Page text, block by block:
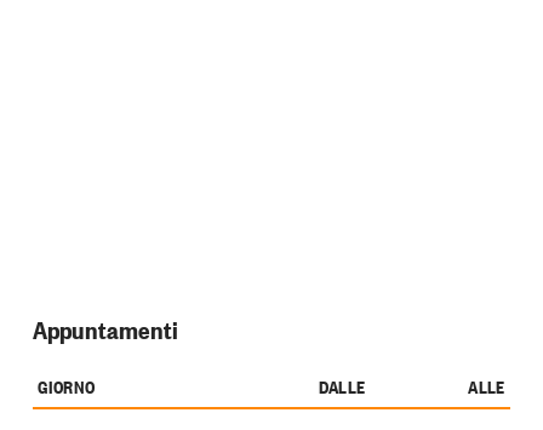
Appuntamenti
GIORNO DALLE ALLE